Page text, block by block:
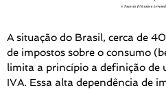
A situação do Brasil, cerca de
de impostos sobre o consumo
limita a princípio a definição de
IVA. Essa alta dependência de